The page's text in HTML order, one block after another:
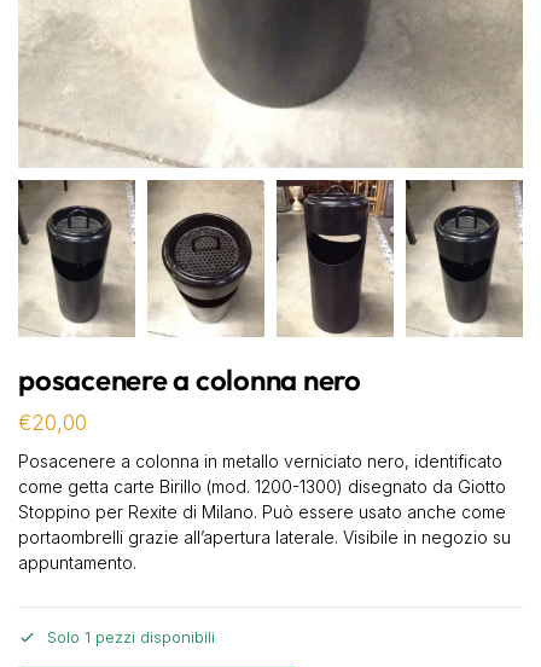
posacenere a colonna nero
€20,00
Posacenere a colonna in metallo verniciato nero, identificato
come getta carte Birillo (mod. 1200-1300) disegnato da Giotto
Stoppino per Rexite di Milano. Può essere usato anche come
portaombrelli grazie all’apertura laterale. Visibile in negozio su
appuntamento.
Solo 1 pezzi disponibili